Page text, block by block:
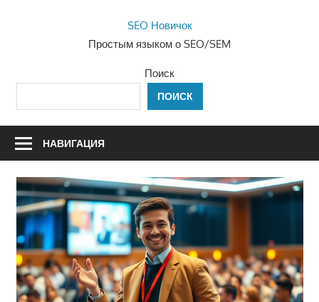
SEO Новичок
Простым языком о SEO/SEM
Поиск
ПОИСК
НАВИГАЦИЯ